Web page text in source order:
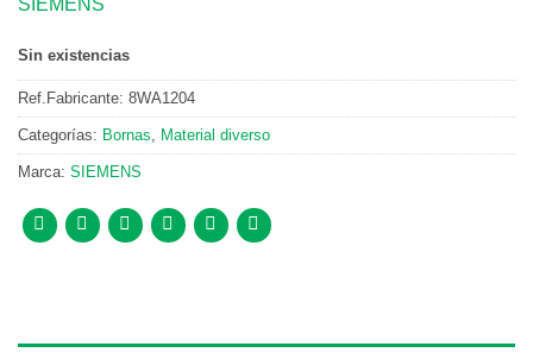
Sin existencias
Ref.Fabricante: 8WA1204
Categorías: Bornas, Material diverso
Marca: SIEMENS